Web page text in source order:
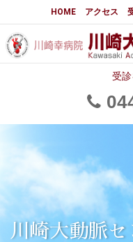
HOME アクセス
受
大動脈センターについて
はじめに
都道府県別患者マップ
大動脈瘤について 基本編
3分でわかる大動脈瘤・大動
川崎大動脈